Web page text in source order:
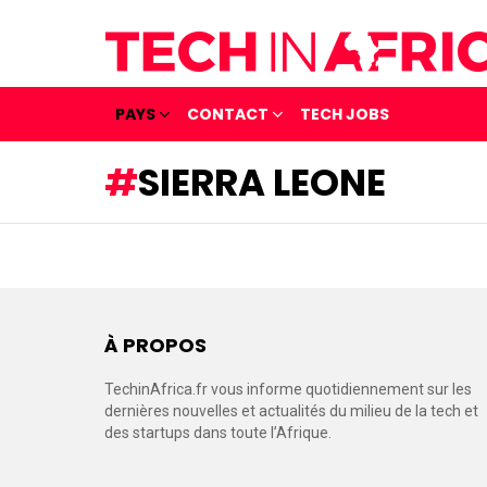
PAYS CONTACT TECH JOBS
SIERRA LEONE
À PROPOS
TechinAfrica.fr vous informe quotidiennement sur les
dernières nouvelles et actualités du milieu de la tech et
des startups dans toute l’Afrique.